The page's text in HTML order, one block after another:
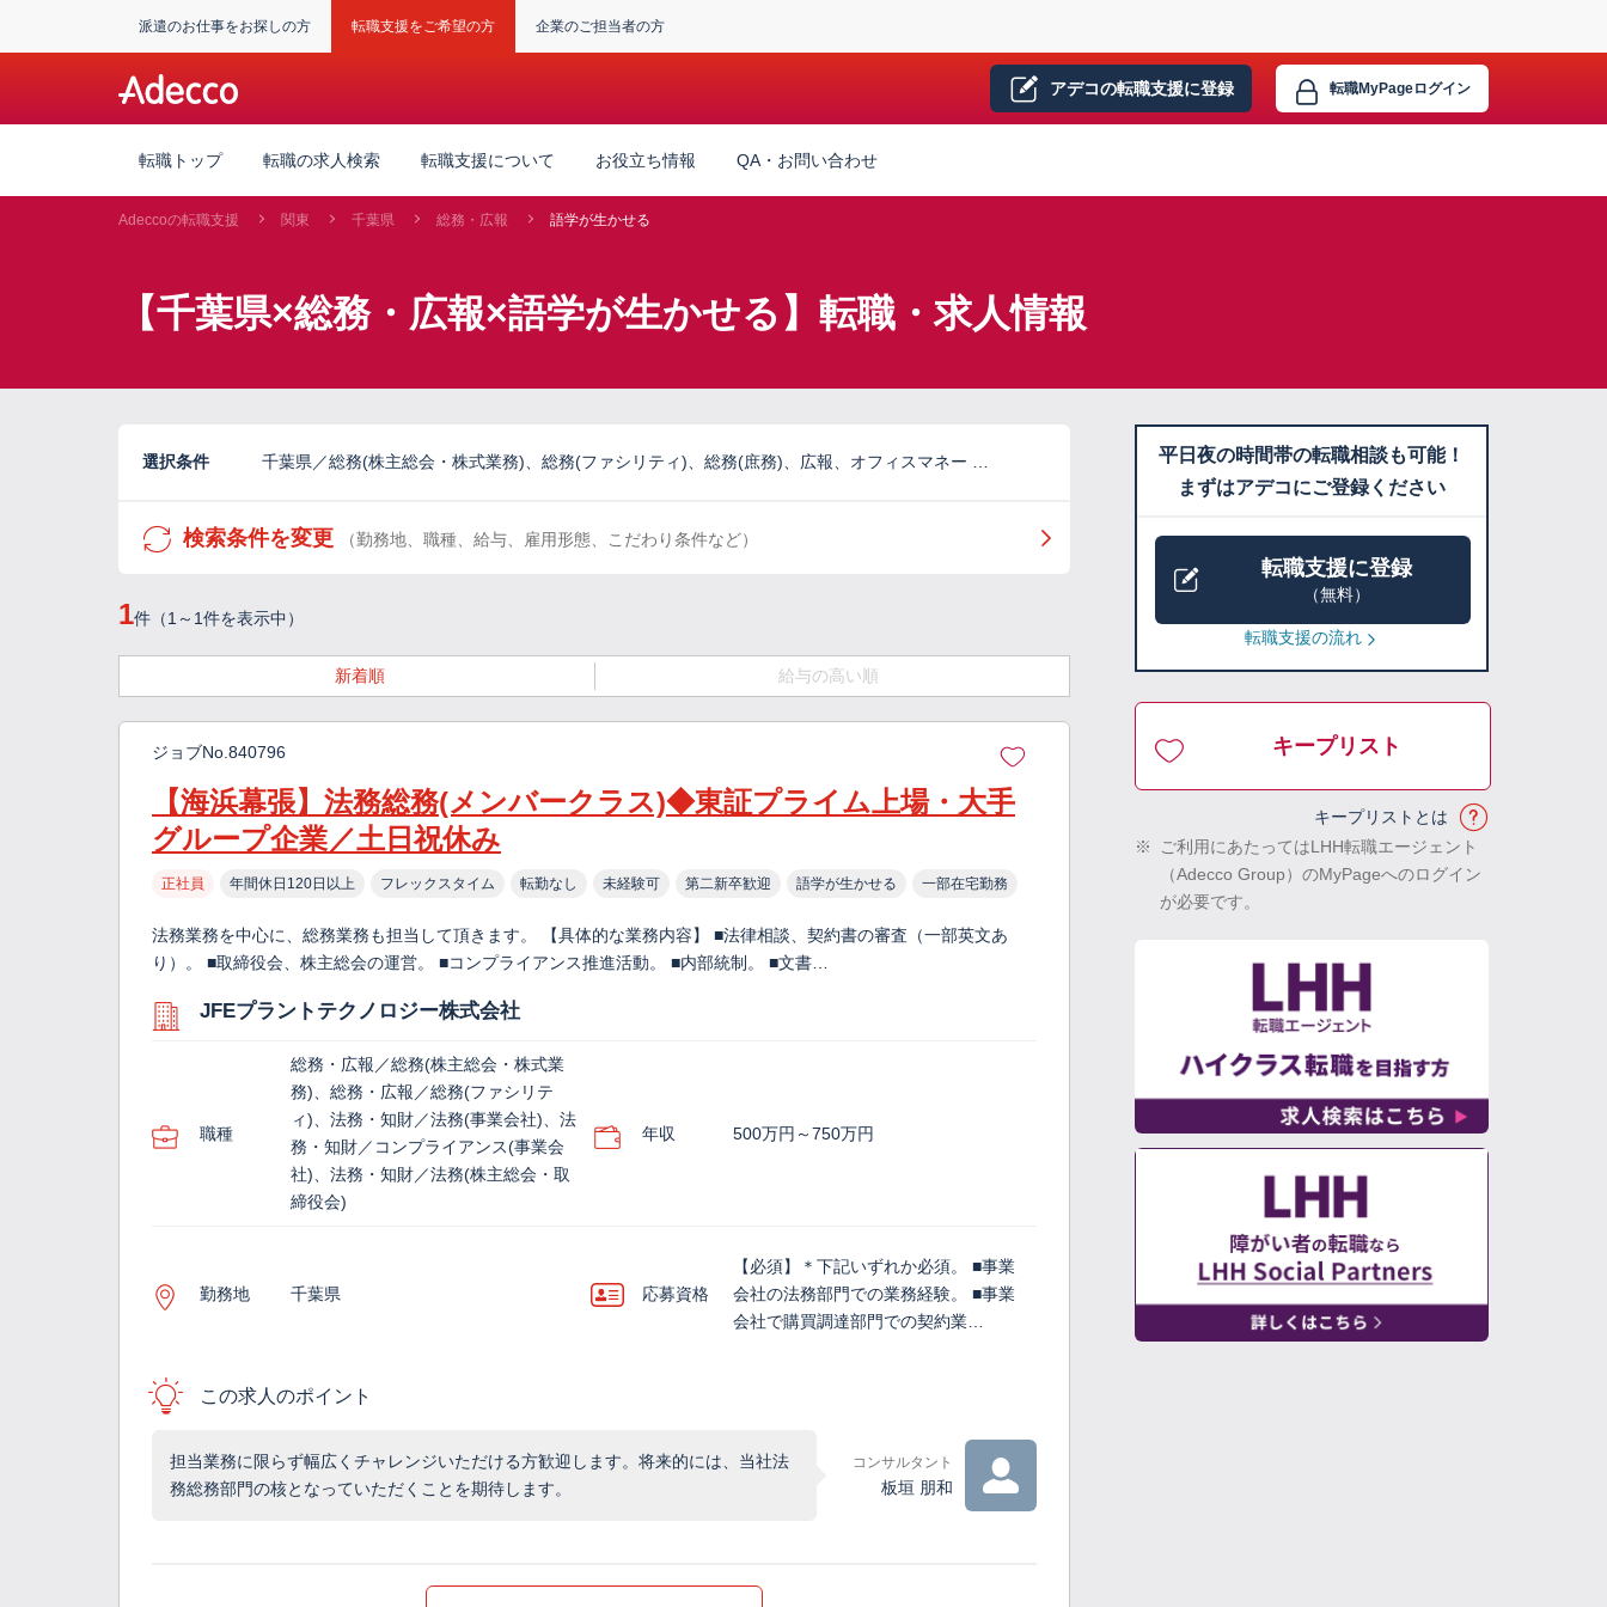
派遣のお仕事をお探しの方 転職支援をご希望の方 企業のご担当者の方
アデコの転職支援に登録 転職MyPageログイン
転職トップ 転職の求人検索 転職支援について お役立ち情報 QA・お問い合わせ
Adeccoの転職支援 関東 千葉県 総務・広報 語学が生かせる
【千葉県×総務・広報×語学が生かせる】転職・求人情報
選択条件 千葉県／総務(株主総会・株式業務)、総務(ファシリティ)、総務(庶務)、広報、オフィスマネー …
検索条件を変更 （勤務地、職種、給与、雇用形態、こだわり条件など）
1件（1～1件を表示中）
新着順 給与の高い順
ジョブNo.840796
【海浜幕張】法務総務(メンバークラス)◆東証プライム上場・大手
グループ企業／土日祝休み
正社員 年間休日120日以上 フレックスタイム 転勤なし 未経験可 第二新卒歓迎 語学が生かせる 一部在宅勤務
法務業務を中心に、総務業務も担当して頂きます。 【具体的な業務内容】 ■法律相談、契約書の審査（一部英文あ
り）。 ■取締役会、株主総会の運営。 ■コンプライアンス推進活動。 ■内部統制。 ■文書…
JFEプラントテクノロジー株式会社
職種
総務・広報／総務(株主総会・株式業
務)、総務・広報／総務(ファシリテ
ィ)、法務・知財／法務(事業会社)、法
務・知財／コンプライアンス(事業会
社)、法務・知財／法務(株主総会・取
締役会)
年収 500万円～750万円
勤務地 千葉県 応募資格
【必須】＊下記いずれか必須。 ■事業
会社の法務部門での業務経験。 ■事業
会社で購買調達部門での契約業…
この求人のポイント
担当業務に限らず幅広くチャレンジいただける方歓迎します。将来的には、当社法
務総務部門の核となっていただくことを期待します。
コンサルタント
板垣 朋和
平日夜の時間帯の転職相談も可能！
まずはアデコにご登録ください
転職支援に登録
（無料）
転職支援の流れ
キープリスト
キープリストとは
※
ご利用にあたってはLHH転職エージェント
（Adecco Group）のMyPageへのログイン
が必要です。